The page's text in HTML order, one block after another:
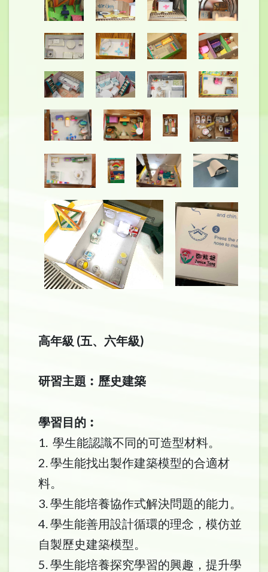
高年級 (五、六年級)
研習主題︰歷史建築
學習目的︰
1. 學生能認識不同的可造型材料。
2. 學生能找出製作建築模型的合適材
料。
3. 學生能培養協作式解決問題的能力。
4. 學生能善用設計循環的理念，模仿並
自製歷史建築模型。
5. 學生能培養探究學習的興趣，提升學